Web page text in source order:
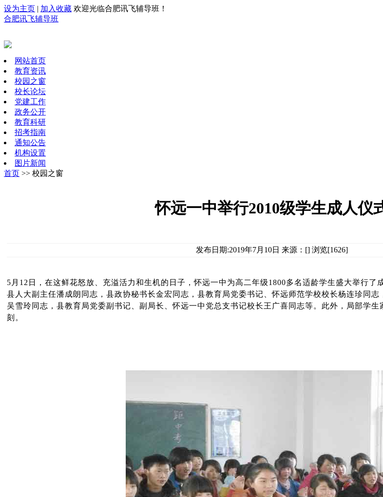
设为主页 | 加入收藏 欢迎光临合肥讯飞辅导班！
合肥讯飞辅导班
网站首页
教育资讯
校园之窗
校长论坛
党建工作
政务公开
教育科研
招考指南
通知公告
机构设置
图片新闻
首页 >> 校园之窗
怀远一中举行2010级学生成人仪
发布日期:2019年7月10日 来源：[] 浏览[1626]
5月12日，在这鲜花怒放、充溢活力和生机的日子，怀远一中为高二年级1800多名适龄学生盛大举行了
县人大副主任潘成朗同志，县政协秘书长金宏同志，县教育局党委书记、怀远师范学校校长杨连珍同
吴雪玲同志，县教育局党委副书记、副局长、怀远一中党总支书记校长王广喜同志等。此外，局部学
刻。